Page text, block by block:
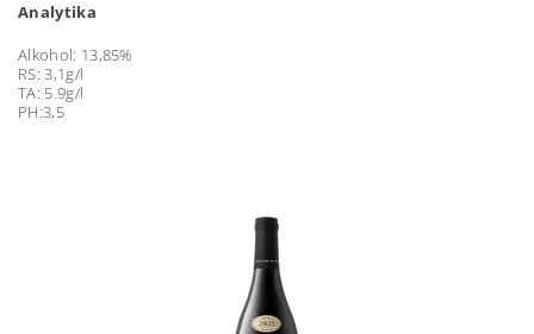
Analytika
Alkohol: 13,85%
RS: 3,1g/l
TA: 5.9g/l
PH:3,5